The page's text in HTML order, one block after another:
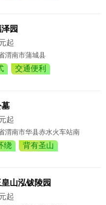
园
起
渭南市蒲城县
交通便利
起
渭南市华县赤水火车站南
绕 背有圣山
山泓钹陵园
起